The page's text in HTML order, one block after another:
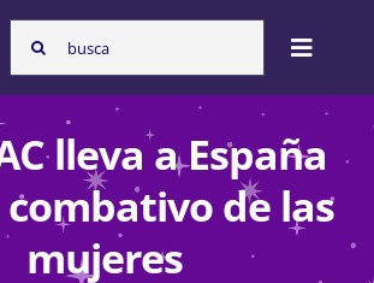
Search
for:
Toggle
Inicio
Nosotras
lleva a España
de las
mujeres